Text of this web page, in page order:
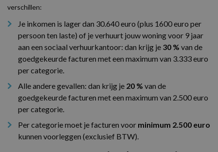
verschillen:
Je inkomen is lager dan 30.640 euro (plus 1600 euro per
persoon ten laste) of je verhuurt jouw woning voor 9 jaar
aan een sociaal verhuurkantoor: dan krijg je 30 % van de
goedgekeurde facturen met een maximum van 3.333 euro
per categorie.
Alle andere gevallen: dan krijg je 20 % van de
goedgekeurde facturen met een maximum van 2.500 euro
per categorie.
Per categorie moet je facturen voor minimum 2.500 euro
kunnen voorleggen (exclusief BTW).